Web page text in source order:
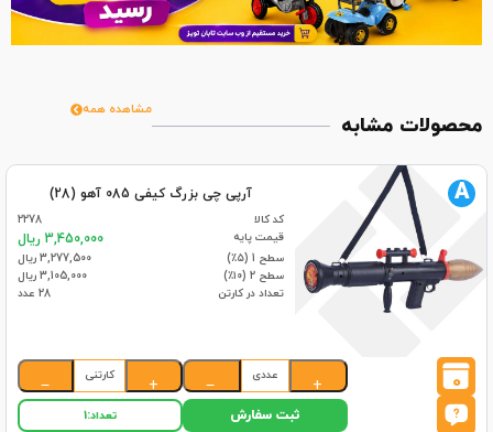
محصولات مشابه
مشاهده همه
آرپی چی بزرگ کیفی 085 آهو (28)
کد کالا
2278
قیمت پایه
3,450,000 ریال
سطح 1 (۵٪)
3,277,500 ریال
سطح 2 (۱۰٪)
3,105,000 ریال
تعداد در کارتن
28 عدد
0
A
+
عددی
−
+
کارتنی
−
ثبت سفارش تعداد:1